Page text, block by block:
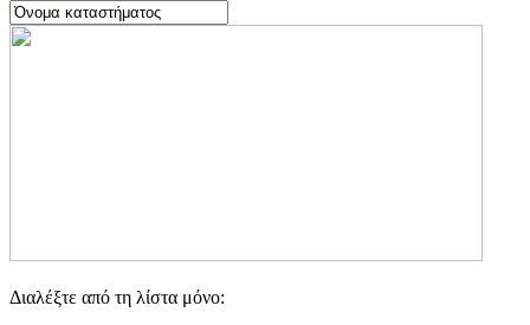
Διαλέξτε από τη λίστα μόνο: